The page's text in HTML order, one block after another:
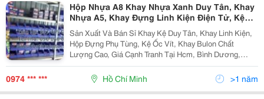
Hộp Nhựa A8 Khay Nhựa Xanh Duy Tân, Khay
Nhựa A5, Khay Đựng Linh Kiện Điện Tử, Kệ
Đại, Kệ Trung, Kệ Lớn, Kệ Nhỏ, Kệ Dụng Cụ,
Kệ Đựng Ốc Vít, Khay Phụ Tùng, Kệ Nhựa,
Khay Nhựa Bít, Khay Đựng Mỹ Phẩm,
Sản Xuất Và Bán Sỉ Khay Kệ Duy Tân, Khay Linh Kiện,
Hộp Đựng Phụ Tùng, Kệ Ốc Vít, Khay Bulon Chất
Lượng Cao, Giá Cạnh Tranh Tại Hcm, Bình Dương,
Đồng Nai, Long An, Quận Thủ Đức, Quận Phú Nhuận,
Quận 10 .... Cam Kết:...
0974 *** *** Hồ Chí Minh >1 năm